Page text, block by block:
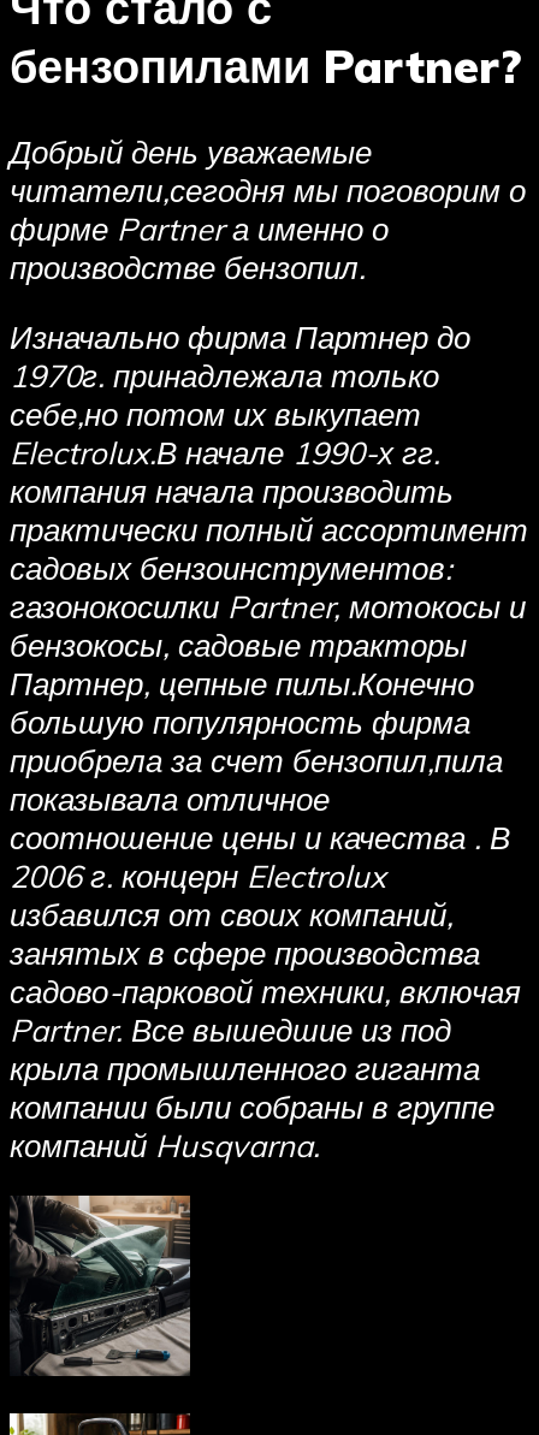
бензопилами Partner?
Добрый день уважаемые
читатели,сегодня мы поговорим о
фирме Partner а именно о
производстве бензопил.
Изначально фирма Партнер до
1970г. принадлежала только
себе,но потом их выкупает
Electrolux.В начале 1990-х гг.
компания начала производить
практически полный ассортимент
садовых бензоинструментов:
газонокосилки Partner, мотокосы и
бензокосы, садовые тракторы
Партнер, цепные пилы.Конечно
большую популярность фирма
приобрела за счет бензопил,пила
показывала отличное
соотношение цены и качества . В
2006 г. концерн Electrolux
избавился от своих компаний,
занятых в сфере производства
садово-парковой техники, включая
Partner. Все вышедшие из под
крыла промышленного гиганта
компании были собраны в группе
компаний Husqvarna.